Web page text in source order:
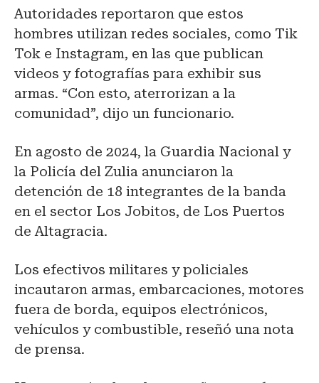
Autoridades reportaron que estos
hombres utilizan redes sociales, como Tik
Tok e Instagram, en las que publican
videos y fotografías para exhibir sus
armas. “Con esto, aterrorizan a la
comunidad”, dijo un funcionario.
En agosto de 2024, la Guardia Nacional y
la Policía del Zulia anunciaron la
detención de 18 integrantes de la banda
en el sector Los Jobitos, de Los Puertos
de Altagracia.
Los efectivos militares y policiales
incautaron armas, embarcaciones, motores
fuera de borda, equipos electrónicos,
vehículos y combustible, reseñó una nota
de prensa.